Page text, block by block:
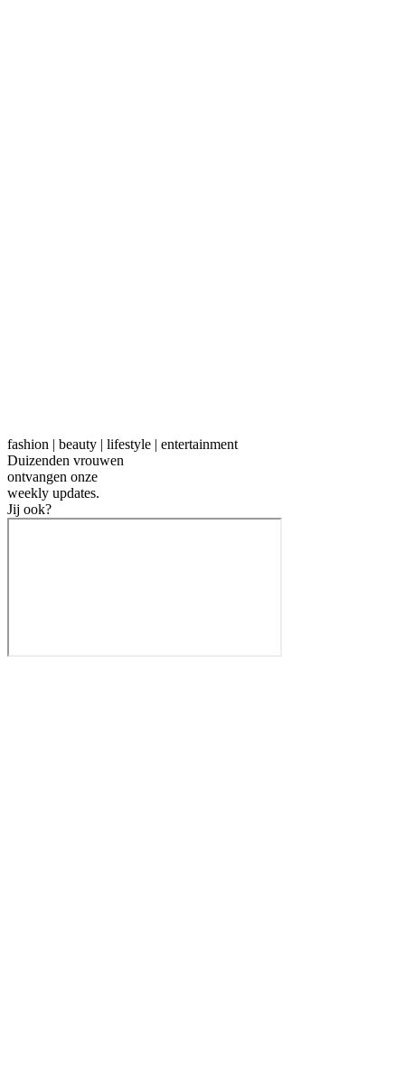
fashion | beauty | lifestyle | entertainment
Duizenden vrouwen
ontvangen onze
weekly updates.
Jij ook?